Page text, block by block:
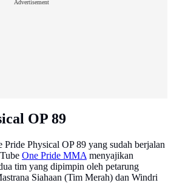
Advertisement
OP 89
Pride Physical OP 89 yang sudah berjalan
One Pride MMA menyajikan
tim yang dipimpin oleh petarung
Siahaan (Tim Merah) dan Windri